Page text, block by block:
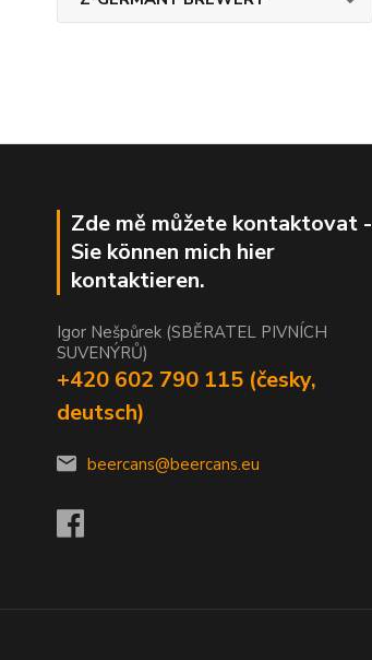
Zde mě můžete kontaktovat -
Sie können mich hier
kontaktieren.
Igor Nešpůrek (SBĚRATEL PIVNÍCH
SUVENÝRŮ)
+420 602 790 115 (česky,
deutsch)
beercans@beercans.eu